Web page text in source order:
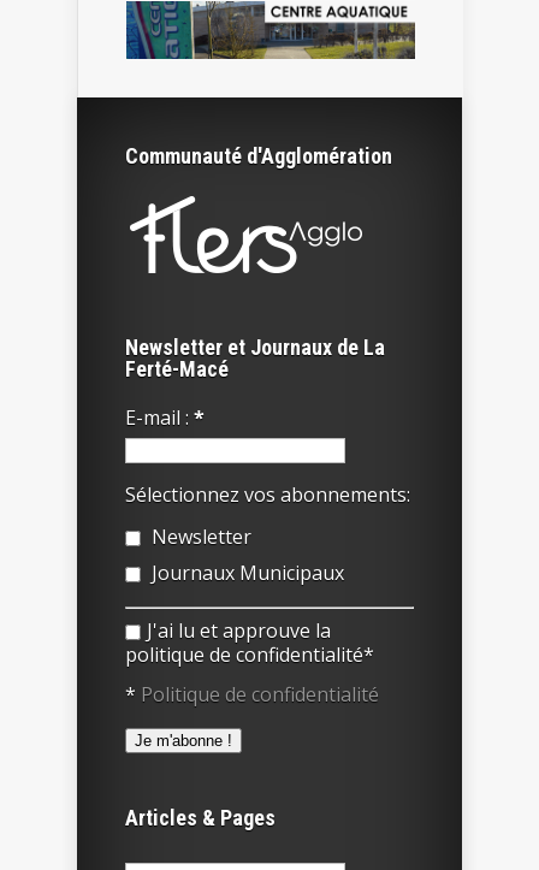
Communauté d'Agglomération
Newsletter et Journaux de La
Ferté-Macé
E-mail : *
Sélectionnez vos abonnements:
Newsletter
Journaux Municipaux
J'ai lu et approuve la
politique de confidentialité*
* Politique de confidentialité
Articles & Pages
Rechercher :